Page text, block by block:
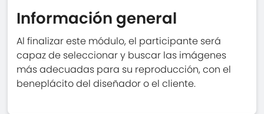
Información general
Al finalizar este módulo, el participante será
capaz de seleccionar y buscar las imágenes
más adecuadas para su reproducción, con el
beneplácito del diseñador o el cliente.